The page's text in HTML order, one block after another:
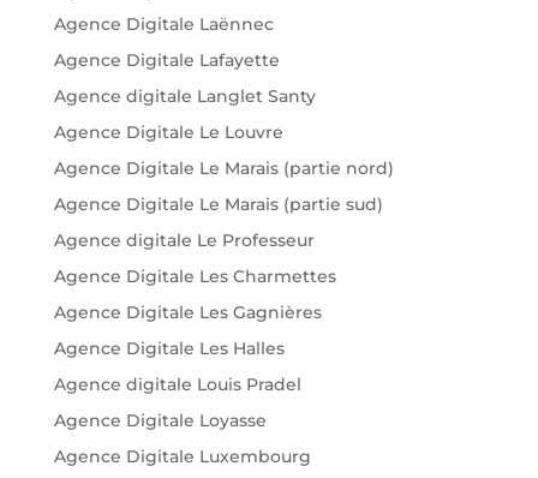
Agence Digitale Laënnec
Agence Digitale Lafayette
Agence digitale Langlet Santy
Agence Digitale Le Louvre
Agence Digitale Le Marais (partie nord)
Agence Digitale Le Marais (partie sud)
Agence digitale Le Professeur
Agence Digitale Les Charmettes
Agence Digitale Les Gagnières
Agence Digitale Les Halles
Agence digitale Louis Pradel
Agence Digitale Loyasse
Agence Digitale Luxembourg